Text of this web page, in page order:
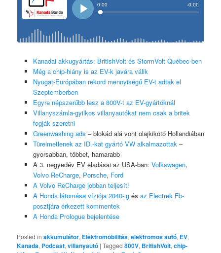
Kanadai akkugyártás: BritishVolt és StormVolt Québec-ben
Még a chip-hiány is az EV-k javára válik
Nyugat-Európában rekord mennyiségű EV-t adtak el
Szeptemberben
Egyre népszerűbb lesz a 800V-t az EV-gyártóknál
Villanyszámla-gyilkos villanyautókat nem csak a britek
fogják szeretni
Greenwashing ads – blokád alá vont olajkikötő Hollandiában
Türelmetlenek az ID.-kat gyártó VW alkalmazottak–
gyorsabban, többet, hamarabb
A 3. negyedév EV eladásai az USA-ban: Volkswagen,
Volvo ReCharge, Porsche, Ford
A Volvo ReCharge jobban teljesít!
A Hondalátomásavíziója 2040-igés az Electrek Fb-
posztjára érkezett kommentek
A Honda Prologue bejelentése
Posted in akkumulátor, Elektromobilitás,elektromos autó, EV,
Kanada, Podcast,villanyautó |Tagged 800V, BritishVolt,chip-